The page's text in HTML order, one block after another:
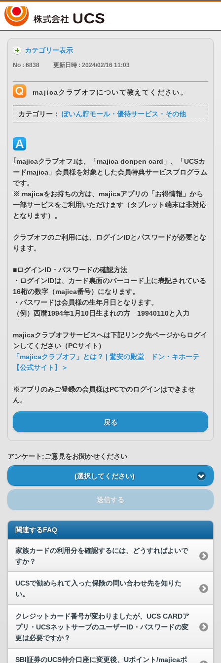
カテゴリー表示
No : 6838 更新日時 : 2024/02/16 11:03
majicaクラブオフについて教えてください。
カテゴリー： ぽいん貯モール・優待サービス・その他
｢majicaクラブオフ｣は、「majica donpen card」、「UCSカ
ードmajica」会員様を対象とした会員特典サービスプログラム
です。
※ majicaをお持ちの方は、majicaアプリの「お得情報」から
一部サービスをご利用いただけます（タブレット端末は非対応
となります）。
クラブオフのご利用には、ログインIDとパスワードが必要とな
ります。
■ログインID・パスワードの確認方法
・ログインIDは、カード裏面のバーコード上に表記されている
16桁の数字（majica番号）になります。
・パスワードは会員様の生年月日となります。
（例）西暦1994年1月10日生まれの方 19940110と入力
majicaクラブオフサービスへは下記リンク先ページからログイ
ンしてください（PCサイト）
「majicaクラブオフ」とは？ | 驚安の殿堂 ドン・キホーテ
【公式サイト】＞
※アプリのみご登録の会員様はPCでのログインはできませ
ん。
戻る
アンケート:ご意見をお聞かせください
(選択してください)
送信する
関連するFAQ
家族カードの利用分を確認するには、どうすればよいで
すか？
UCSで勧められて入った保険の問い合わせ先を知りた
い。
クレジットカード番号が変わりましたが、UCS CARDア
プリ・UCSネットサーブのユーザーID・パスワードの変
更は必要ですか？
SBI証券のUCS仲介口座に変更後、Uポイント/majicaポ